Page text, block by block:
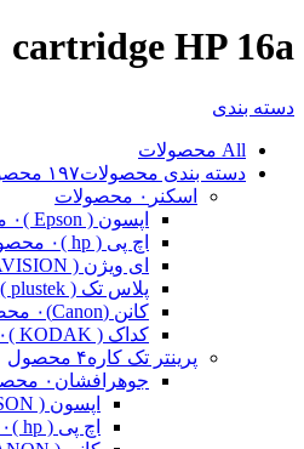
cartridge HP 16a
دسته بندی
All محصولات
دسته بندی محصولات۱۹۷ محصول
اسکنر ۰ محصولات
اپسون ( Epson )
۰ محصولات
اچ پی ( hp )
۰ محصولات
ای ویژن ( AVISION )
پلاس تک ( plustek )
کانن (Canon)
۰ محصولات
کداک ( KODAK )
۰ محصولات
پرینتر تک کاره۴ محصول
جوهرافشان ۰ محصولات
اپسون ( EPSON )
اچ پی ( hp )
۰ محصولات